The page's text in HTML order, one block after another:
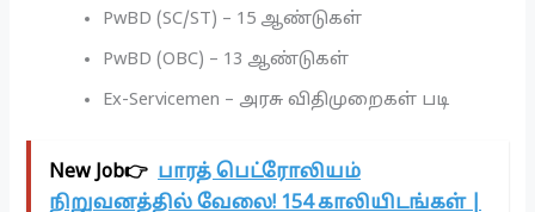
PwBD (SC/ST) – 15 ஆண்டுகள்
PwBD (OBC) – 13 ஆண்டுகள்
Ex-Servicemen – அரசு விதிமுறைகள் படி
New Job👉 பாரத் பெட்ரோலியம்
நிறுவனத்தில் வேலை! 154 காலியிடங்கள் |